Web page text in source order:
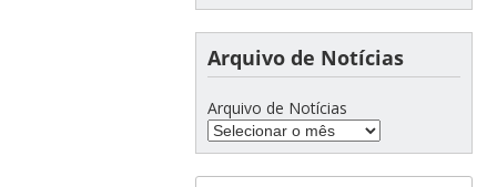
Arquivo de Notícias
Arquivo de Notícias